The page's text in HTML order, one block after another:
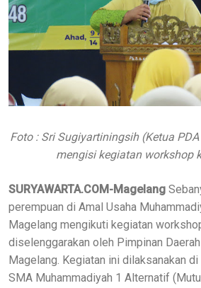
Foto : Sri Sugiyartiningsih (Ketua
mengisi kegiatan workshop
SURYAWARTA.COM-Magelang
perempuan di Amal Usaha
Magelang mengikuti kegiatan
diselenggarakan oleh Pimpinan
Magelang. Kegiatan ini dilaksanakan
SMA Muhammadiyah 1 Alternatif